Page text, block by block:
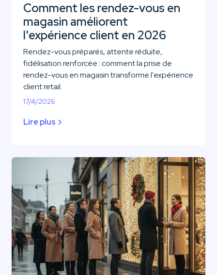
Comment les rendez-vous en
magasin améliorent
l'expérience client en 2026
Rendez-vous préparés, attente réduite,
fidélisation renforcée : comment la prise de
rendez-vous en magasin transforme l'expérience
client retail.
17/4/2026
Lire plus